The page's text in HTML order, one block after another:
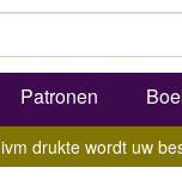
Patronen
ivm drukte wordt uw